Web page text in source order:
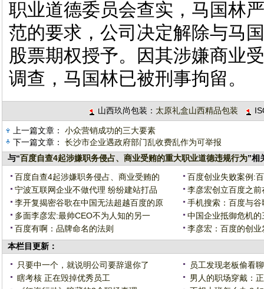
职业道德委员会查实，马国林
范的要求，公司决定解除与马
股票期权授予。因其涉嫌商业
调查，马国林已被刑事拘留。
山西玖尚包装： 太原礼盒山西精品包装
上一篇文章： 小众营销成功的三大要素
下一篇文章： 长沙市企业遇政府部门乱收费乱作为可举报
与“百度自查4起涉嫌职务侵占、商业受贿的重大职业道德违规行为”相
百度自查4起涉嫌职务侵占、商业受贿的
百度创业失败案例:
宁波互联网企业不做代理 纷纷建站打品
李彦宏创立百度之前
李开复揭密谷歌在中国无法超越百度的原
手机搜索：百度与
多面李彦宏:最帅CEO不为人知的另一
中国企业抵御危机的
百度有啊：品牌命名的法则
李彦宏：百度的创业
本栏目更新：
只要中一个，就说明公司要辞退你了
员工发现老板偷看
瞎考核 正在毁掉优秀员工
男人的职场穿戴：